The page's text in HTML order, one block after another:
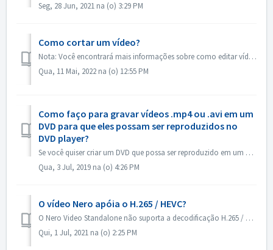
Seg, 28 Jun, 2021 na (o) 3:29 PM
Como cortar um vídeo?
Nota: Você encontrará mais informações sobre como editar vídeos no link a seguir: Edição de vídeos Siga o link abaixo para obter mais informações abozt edi...
Qua, 11 Mai, 2022 na (o) 12:55 PM
Como faço para gravar vídeos .mp4 ou .avi em um
DVD para que eles possam ser reproduzidos no
DVD player?
Se você quiser criar um DVD que possa ser reproduzido em um DVD player, primeiro você precisa lembrar qual é o formato do disco. Há uma diferença fundamenta...
Qua, 3 Jul, 2019 na (o) 4:26 PM
O vídeo Nero apóia o H.265 / HEVC?
O Nero Video Standalone não suporta a decodificação H.265 / HEVC. A decodificação H.265 / HEVC está disponível somente no Nero Platinum Suite.
Qui, 1 Jul, 2021 na (o) 2:25 PM